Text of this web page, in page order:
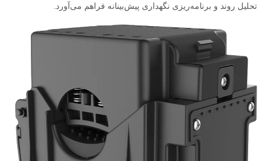
تحلیل روند و برنامه‌ریزی نگهداری پیش‌بینانه فراهم می‌آورد.